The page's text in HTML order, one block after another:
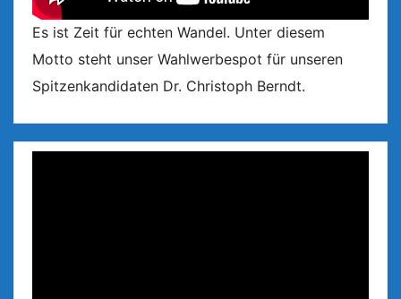
Es ist Zeit für echten Wandel. Unter diesem
Motto steht unser Wahlwerbespot für unseren
Spitzenkandidaten Dr. Christoph Berndt.